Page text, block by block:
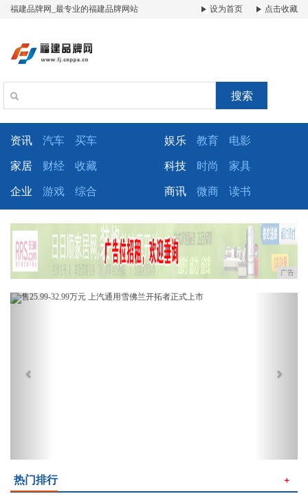
福建品牌网_最专业的福建品牌网站 设为首页 点击收藏
搜索
资讯 汽车 买车 娱乐 教育 电影
家居 财经 收藏 科技 时尚 家具
企业 游戏 综合 商讯 微商 读书
广告
Previous
热门排行 ＋